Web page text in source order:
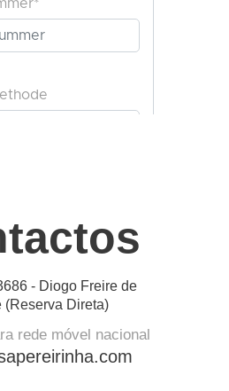
- Diogo Freire de
(Reserva Direta)
rede móvel nacional